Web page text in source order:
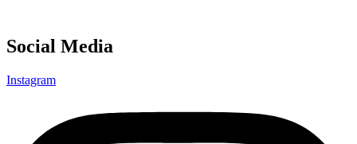
Social Media
Instagram